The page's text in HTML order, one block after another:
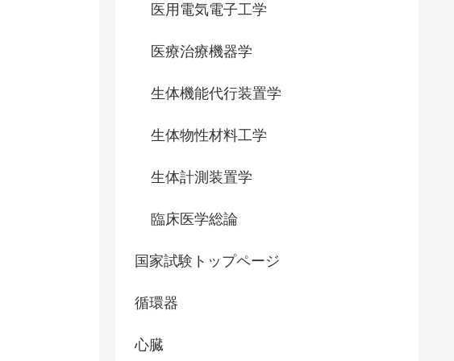
医用電気電子工学
医療治療機器学
生体機能代行装置学
生体物性材料工学
生体計測装置学
臨床医学総論
国家試験トップページ
循環器
心臓